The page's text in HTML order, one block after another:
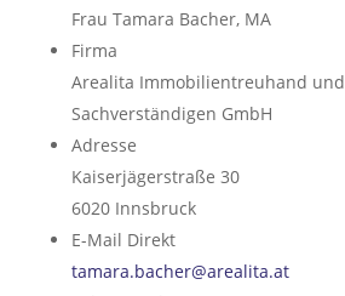
Frau Tamara Bacher, MA
Firma
Arealita Immobilientreuhand und
Sachverständigen GmbH
Adresse
Kaiserjägerstraße 30
6020 Innsbruck
E-Mail Direkt
tamara.bacher@arealita.at